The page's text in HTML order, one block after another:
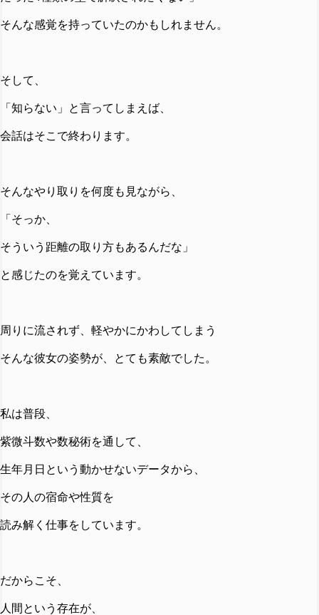
そんな感覚を持っていたのかもしれません。
そして、
「知らない」と言ってしまえば、
会話はそこで終わります。
そんなやり取りを何度も見ながら、
「そっか、
そういう距離の取り方もあるんだな」
と感じたのを覚えています。
周りに流されず、軽やかにかわしてしまう
そんな彼女の姿勢が、とても素敵でした。
私は普段、
紫微斗数や数秘術を通して、
生年月日という動かせないデータから、
その人の宿命や性質を
読み解く仕事をしています。
だからこそ、
人間という存在が、